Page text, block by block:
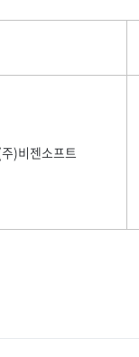
)비젠소프트